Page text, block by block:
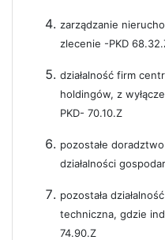
zarządzanie
zlecenie -PKD
działalność firm
holdingów, z
PKD- 70.10.Z
pozostałe
działalności
pozostała
techniczna, gdzie
74.90.Z